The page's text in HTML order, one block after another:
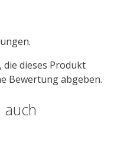
dieses Produkt
Bewertung abgeben.